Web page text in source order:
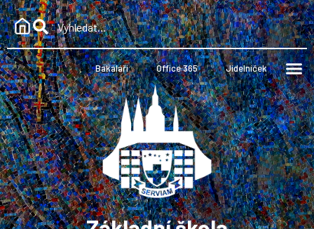
Bakaláři Office 365 Jídelníček